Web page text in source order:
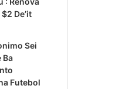
De’it
Sei
Ba
Futebol